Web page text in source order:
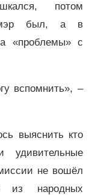
потом
мэр был, а в
«проблемы» с
вспомнить», –
выяснить кто
удивительные
не вошёл
из народных